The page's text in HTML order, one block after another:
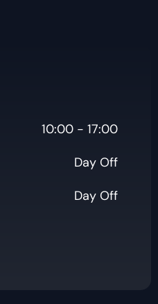
10:00 - 17:00
Day Off
Day Off